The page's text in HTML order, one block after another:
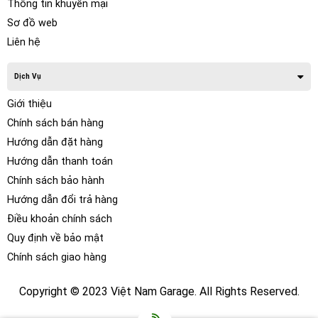
– Tiếng ồn sinh ra khi xe chạy như: mặt đường xấu, tiếng
lốp xe, tiếng sỏi đá văng vào gầm xe, hốc bánh xe…
Thông tin khuyến mại
Sơ đồ web
Liên hệ
Dịch Vụ
Giới thiệu
Chính sách bán hàng
Hướng dẫn đặt hàng
Hướng dẫn thanh toán
Chính sách bảo hành
Hướng dẫn đổi trả hàng
Điều khoản chính sách
Quy định về bảo mật
Chính sách giao hàng
Copyright © 2023 Việt Nam Garage. All Rights Reserved.